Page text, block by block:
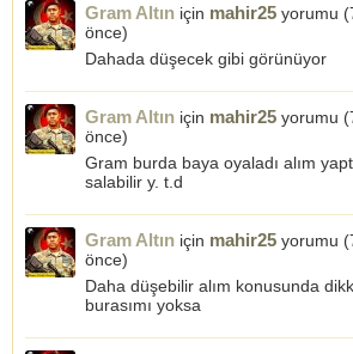
Gram Altın için mahir25 yorumu (
önce)
Dahada düşecek gibi görünüyor
Gram Altın için mahir25 yorumu (
önce)
Gram burda baya oyaladı alım
salabilir y. t.d
Gram Altın için mahir25 yorumu (
önce)
Daha düşebilir alım konusunda
burasımı yoksa